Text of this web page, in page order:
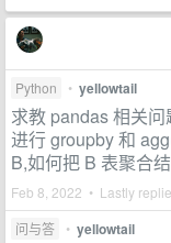
Python • yellowtail
求教 pandas 相关
进行 groupby 和
B,如何把 B 表聚合
Feb 8, 2022 • Lastly
问与答 • yellowtail